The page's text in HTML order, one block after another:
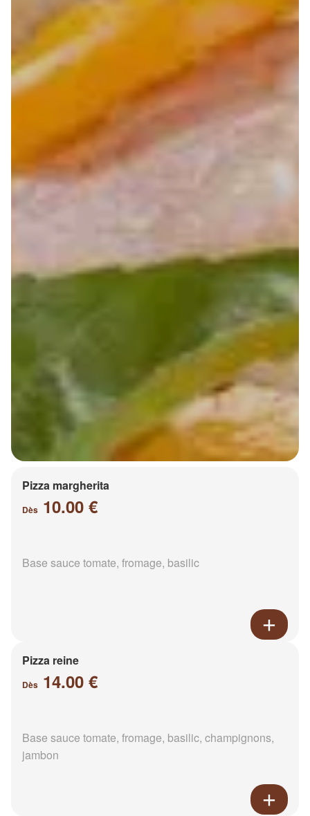
Pizza margherita
Dès 10.00 €
Base sauce tomate, fromage, basilic
Pizza reine
Dès 14.00 €
Base sauce tomate, fromage, basilic, champignons,
jambon